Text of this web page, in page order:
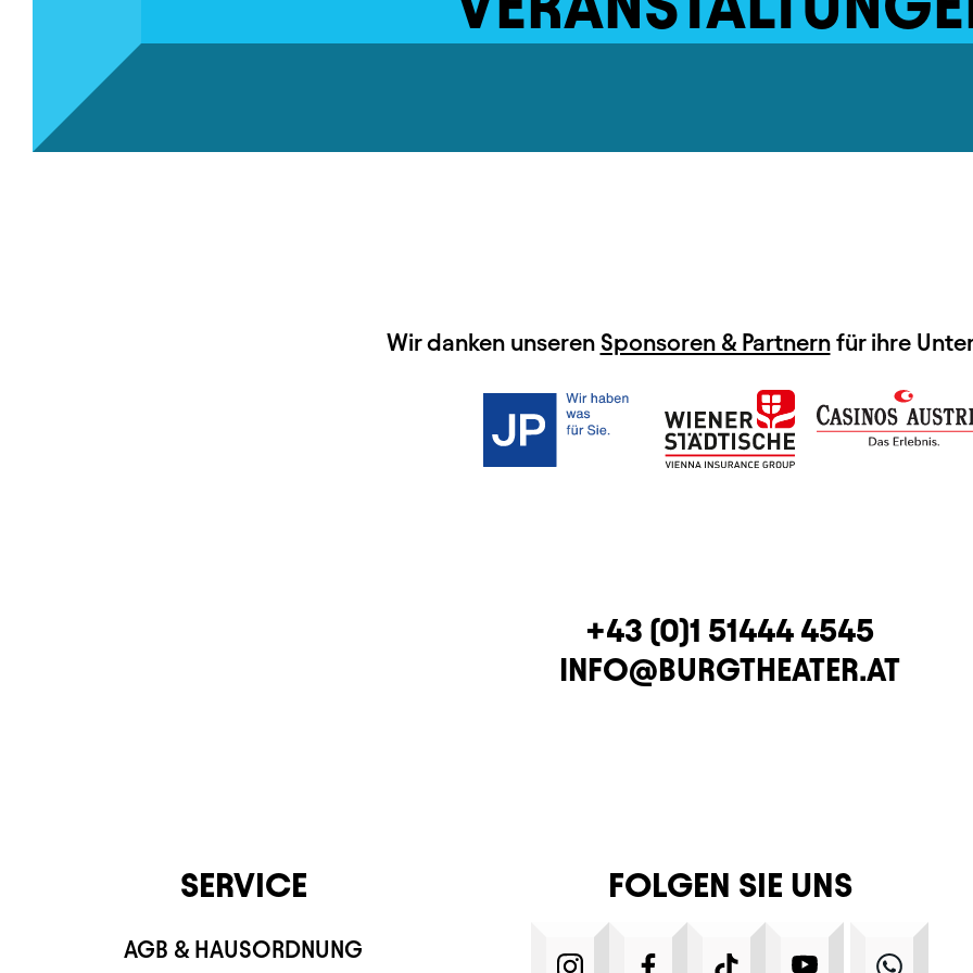
Wir danken unseren Sponsoren & Partnernfür ihre
TELEFON
+43 (0)1 51444 4545
E-MAIL
INFO@BURGTHEATER.AT
FOLGEN SIE UNS
INSTAGRAMFACEBOOK
TIKTOK YOUTUBE
SERVICE
AGB & HAUSORDNUNG